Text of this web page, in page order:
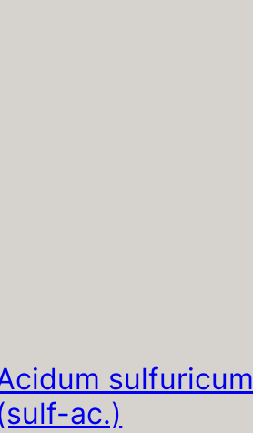
sulfuricum
ac.)